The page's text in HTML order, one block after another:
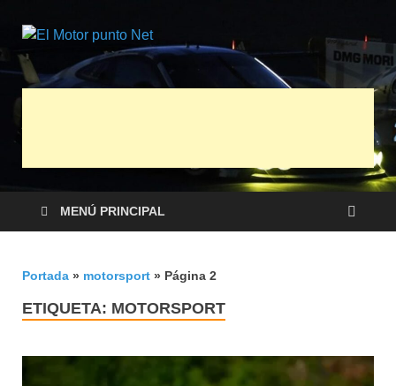
El Motor
punto Net
Información sobre novedades y pruebas
de Automóviles
MENÚ PRINCIPAL
Portada » motorsport » Página 2
ETIQUETA: MOTORSPORT